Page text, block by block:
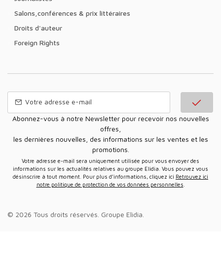
Salons,conférences & prix littéraires
Droits d'auteur
Foreign Rights
Abonnez-vous à notre Newsletter pour recevoir nos nouvelles
offres,
les dernières nouvelles, des informations sur les ventes et les
promotions.
Votre adresse e-mail sera uniquement utilisée pour vous envoyer des
informations sur les actualités relatives au groupe Elidia. Vous pouvez vous
désinscrire à tout moment. Pour plus d’informations, cliquez ici Retrouvez ici
notre politique de protection de vos données personnelles
© 2026 Tous droits réservés. Groupe Elidia